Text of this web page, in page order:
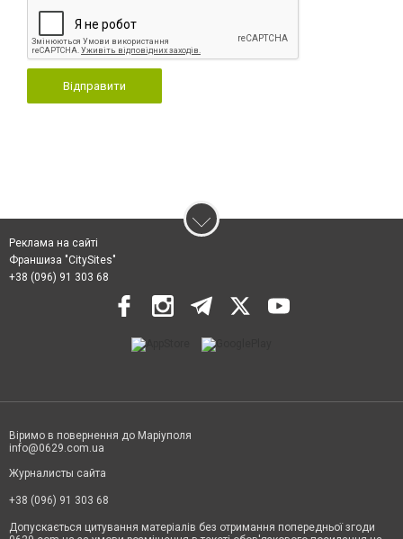
Відправити
Реклама на сайті
Франшиза "CitySites"
+38 (096) 91 303 68
Віримо в повернення до Маріуполя
info@0629.com.ua
Журналисты сайта
+38 (096) 91 303 68
Допускається цитування матеріалів без отримання попередньої згоди